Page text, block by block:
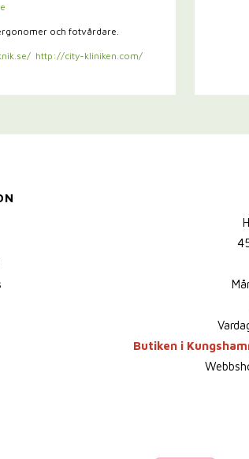
och fotvårdare.
http://city-kliniken.com/
Butiken i